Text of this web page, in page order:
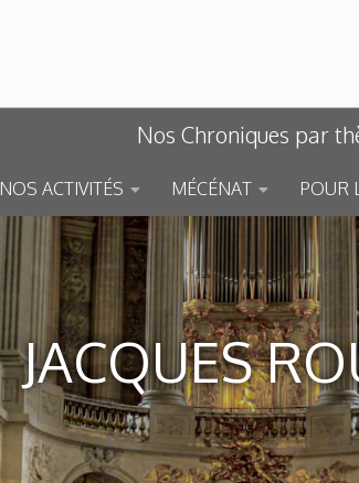
Nos Chroniques par
NOS ACTIVITÉS MÉCÉNAT POUR
JACQUES